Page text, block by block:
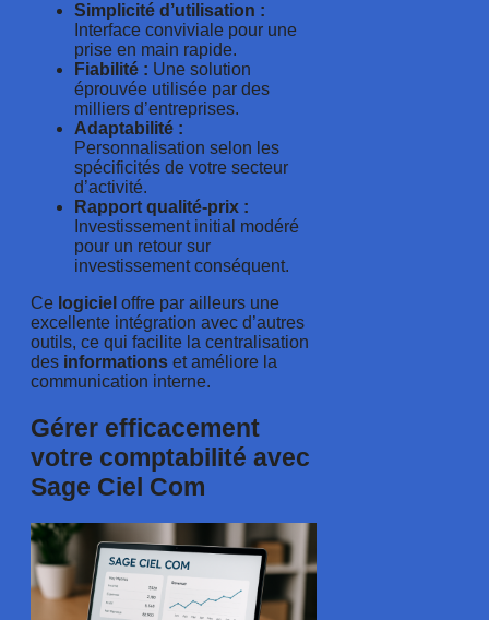
Simplicité d’utilisation :
Interface conviviale pour une
prise en main rapide.
Fiabilité : Une solution
éprouvée utilisée par des
milliers d’entreprises.
Adaptabilité :
Personnalisation selon les
spécificités de votre secteur
d’activité.
Rapport qualité-prix :
Investissement initial modéré
pour un retour sur
investissement conséquent.
Ce logiciel offre par ailleurs une
excellente intégration avec d’autres
outils, ce qui facilite la centralisation
des informations et améliore la
communication interne.
Gérer efficacement
votre comptabilité avec
Sage Ciel Com